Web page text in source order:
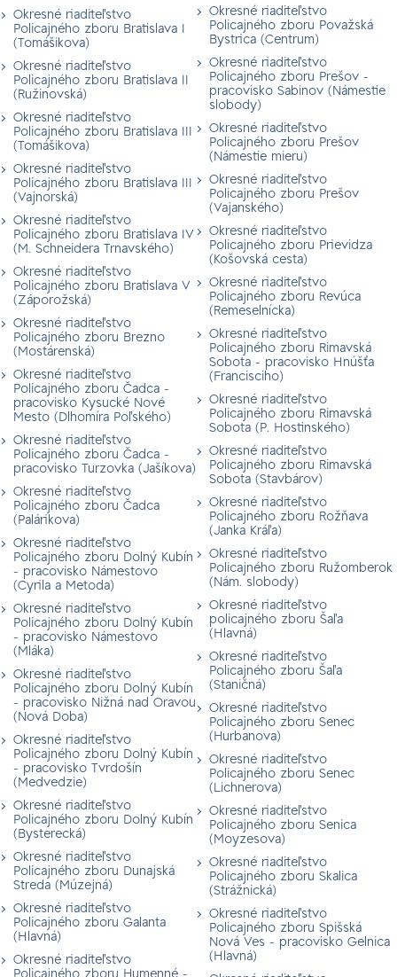
Okresné riaditeľstvo
Policajného zboru Bratislava I
(Tomášikova)
Okresné riaditeľstvo
Policajného zboru Bratislava II
(Ružinovská)
Okresné riaditeľstvo
Policajného zboru Bratislava III
(Tomášikova)
Okresné riaditeľstvo
Policajného zboru Bratislava III
(Vajnorská)
Okresné riaditeľstvo
Policajného zboru Bratislava IV
(M. Schneidera Trnavského)
Okresné riaditeľstvo
Policajného zboru Bratislava V
(Záporožská)
Okresné riaditeľstvo
Policajného zboru Brezno
(Mostárenská)
Okresné riaditeľstvo
Policajného zboru Čadca -
pracovisko Kysucké Nové
Mesto (Dlhomíra Poľského)
Okresné riaditeľstvo
Policajného zboru Čadca -
pracovisko Turzovka (Jašíkova)
Okresné riaditeľstvo
Policajného zboru Čadca
(Palárikova)
Okresné riaditeľstvo
Policajného zboru Dolný Kubín
- pracovisko Námestovo
(Cyrila a Metoda)
Okresné riaditeľstvo
Policajného zboru Dolný Kubín
- pracovisko Námestovo
(Mláka)
Okresné riaditeľstvo
Policajného zboru Dolný Kubín
- pracovisko Nižná nad Oravou
(Nová Doba)
Okresné riaditeľstvo
Policajného zboru Dolný Kubín
- pracovisko Tvrdošín
(Medvedzie)
Okresné riaditeľstvo
Policajného zboru Dolný Kubín
(Bysterecká)
Okresné riaditeľstvo
Policajného zboru Dunajská
Streda (Múzejná)
Okresné riaditeľstvo
Policajného zboru Galanta
(Hlavná)
Okresné riaditeľstvo
Okresné riaditeľstvo
Policajného zboru Považská
Bystrica (Centrum)
Okresné riaditeľstvo
Policajného zboru Prešov -
pracovisko Sabinov (Námestie
slobody)
Okresné riaditeľstvo
Policajného zboru Prešov
(Námestie mieru)
Okresné riaditeľstvo
Policajného zboru Prešov
(Vajanského)
Okresné riaditeľstvo
Policajného zboru Prievidza
(Košovská cesta)
Okresné riaditeľstvo
Policajného zboru Revúca
(Remeselnícka)
Okresné riaditeľstvo
Policajného zboru Rimavská
Sobota - pracovisko Hnúšťa
(Francisciho)
Okresné riaditeľstvo
Policajného zboru Rimavská
Sobota (P. Hostinského)
Okresné riaditeľstvo
Policajného zboru Rimavská
Sobota (Stavbárov)
Okresné riaditeľstvo
Policajného zboru Rožňava
(Janka Kráľa)
Okresné riaditeľstvo
Policajného zboru Ružomberok
(Nám. slobody)
Okresné riaditeľstvo
policajného zboru Šaľa
(Hlavná)
Okresné riaditeľstvo
Policajného zboru Šaľa
(Staničná)
Okresné riaditeľstvo
Policajného zboru Senec
(Hurbanova)
Okresné riaditeľstvo
Policajného zboru Senec
(Lichnerova)
Okresné riaditeľstvo
Policajného zboru Senica
(Moyzesova)
Okresné riaditeľstvo
Policajného zboru Skalica
(Strážnická)
Okresné riaditeľstvo
Policajného zboru Spišská
Nová Ves - pracovisko Gelnica
(Hlavná)